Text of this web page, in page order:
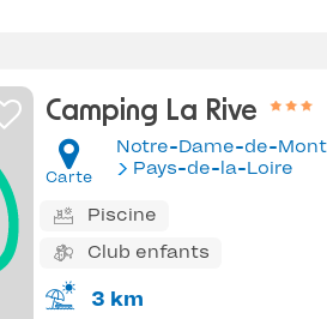
Camping La Rive
Carte
Notre-Dame-de-
Pays-de-la-Loire
Piscine
Club enfants
3 km